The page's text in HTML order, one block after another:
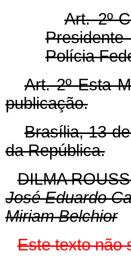
Art. 2º-
Polícia
Art. 2º Esta
publicação.
Brasília, 13
da República.
DILMA
José Eduardo
Miriam Belchior
Este texto não